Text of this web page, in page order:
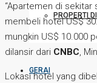
PROPERTI
GERAI
“Apartemen di sekitar
membeli hotel US$
mungkin US$ 10.000
dilansir dari CNBC,
Lokasi hotel yang